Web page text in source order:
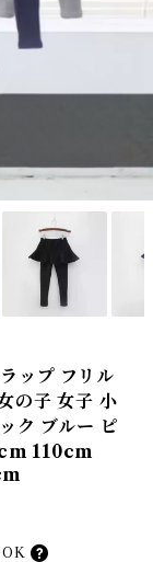
ップ フリル
の子 女子 小
ク ブルー ピ
110cm
OK